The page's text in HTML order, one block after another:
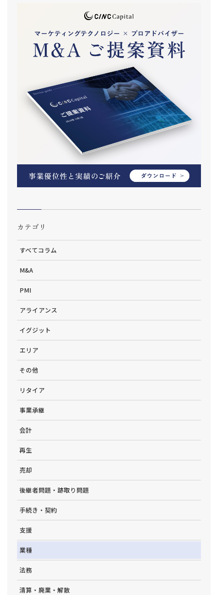
カテゴリ
すべてコラム
M&A
PMI
アライアンス
イグジット
エリア
その他
リタイア
事業承継
会計
再生
売却
後継者問題・跡取り問題
手続き・契約
支援
業種
法務
清算・廃業・解散